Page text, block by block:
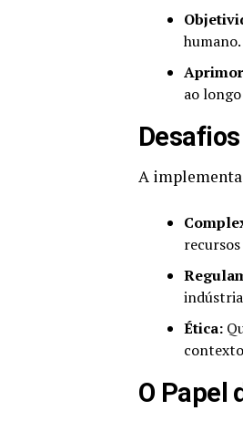
humano.
ao
A
Ética:
O Papel